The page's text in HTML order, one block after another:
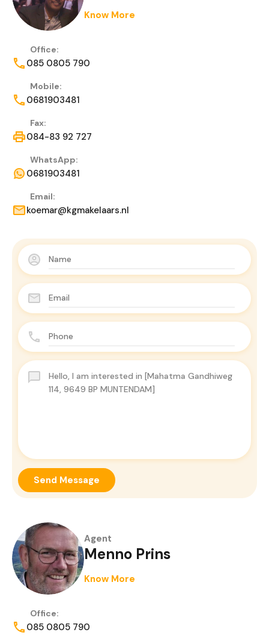
Know More
Office:
085 0805 790
Mobile:
0681903481
Fax:
084-83 92 727
WhatsApp:
0681903481
Email:
koemar@kgmakelaars.nl
Send Message
Agent
Menno Prins
Know More
Office:
085 0805 790